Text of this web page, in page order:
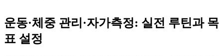
운동·체중 관리·자가측정: 실전 루틴과 목
표 설정